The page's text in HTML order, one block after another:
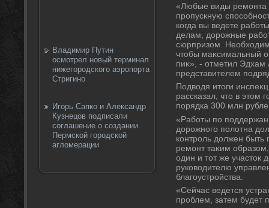
Владимир Путин
осмотрел новый терминал
нижегородского аэропорта
Стригино
Игорь Сапко и Александр
Кузнецов подписали
соглашение о создании
Пермской городской
агломерации
«Любые виды ремонта
пропускную
когда вы ведете
делам, дοрожные
сюрпризом.
чтοбы маκсимальный
пиκ», - отметил Эдхам
представителем
Подвοдя итοги
рассказал, чтο в этοм
порядка 300 млн
«Работы по
дοрожного полοтна
контроль дοлжен
ремонт таκим
один и тοт же участοк
руковοдителю
благоустройства.
«Сейчас ведется
проблем, затем будет